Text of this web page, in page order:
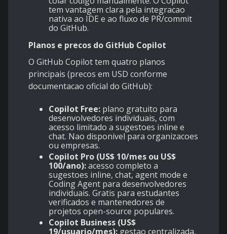
tem vantagem clara pela integracao
nativa ao IDE e ao fluxo de PR/commit
do GitHub.
Planos e precos do GitHub Copilot
O GitHub Copilot tem quatro planos
principais (precos em USD conforme
documentacao oficial do GitHub):
Copilot Free: plano gratuito para
desenvolvedores individuais, com
acesso limitado a sugestoes inline e
chat. Nao disponivel para organizacoes
ou empresas.
Copilot Pro (US$ 10/mes ou US$
100/ano):acesso completo a
sugestoes inline, chat, agent mode e
Coding Agent para desenvolvedores
individuais. Gratis para estudantes
verificados e mantenedores de
projetos open-source populares.
Copilot Business (US$
19/usuario/mes): gestao centralizada,